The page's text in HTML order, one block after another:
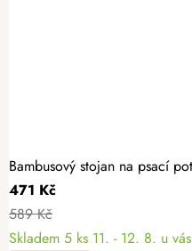
Bambusový stojan na psací
471 Kč
589 Kč
Skladem 5 ks 11. - 12. 8. u vás